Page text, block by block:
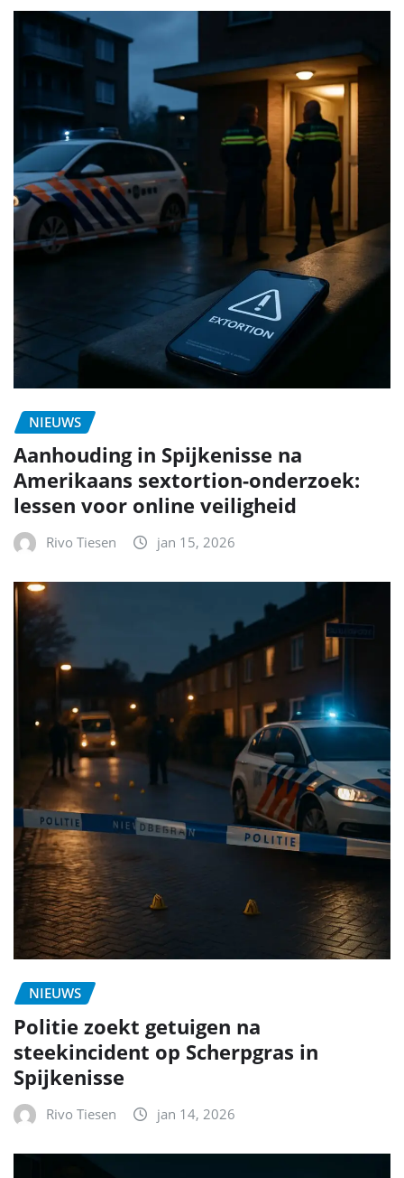
NIEUWS
Aanhouding in Spijkenisse na
Amerikaans sextortion-onderzoek:
lessen voor online veiligheid
Rivo Tiesen jan 15, 2026
NIEUWS
Politie zoekt getuigen na
steekincident op Scherpgras in
Spijkenisse
Rivo Tiesen jan 14, 2026